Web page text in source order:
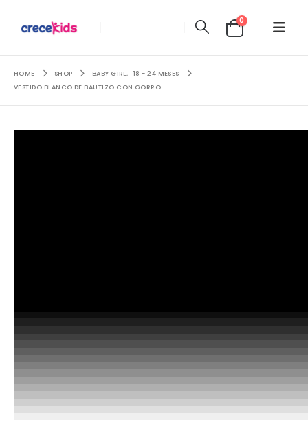
0
HOME SHOP BABY GIRL,
18 - 24 MESES
VESTIDO BLANCO DE BAUTIZO CON GORRO.